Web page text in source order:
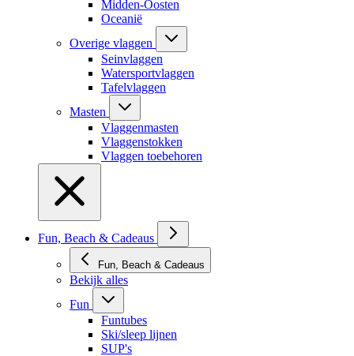
Midden-Oosten
Oceanië
Overige vlaggen
Seinvlaggen
Watersportvlaggen
Tafelvlaggen
Masten
Vlaggenmasten
Vlaggenstokken
Vlaggen toebehoren
Fun, Beach & Cadeaus
Fun, Beach & Cadeaus
Bekijk alles
Fun
Funtubes
Ski/sleep lijnen
SUP's